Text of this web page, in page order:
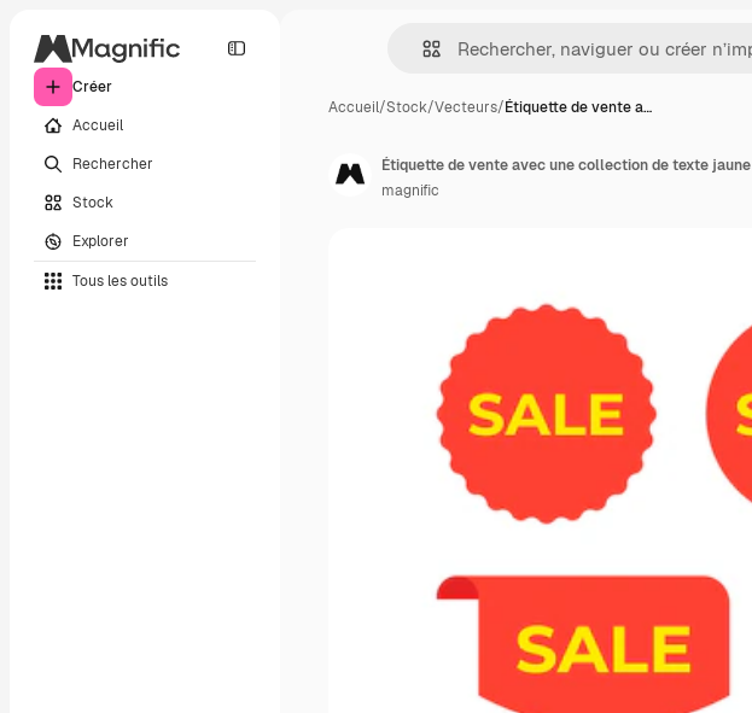
Créer
Accueil
Rechercher
Stock
Explorer
Tous les outils
Accueil/Stock/Vecteurs/Étiquette de vente a…
Étiquette de vente avec une collection de texte jaune
magnific